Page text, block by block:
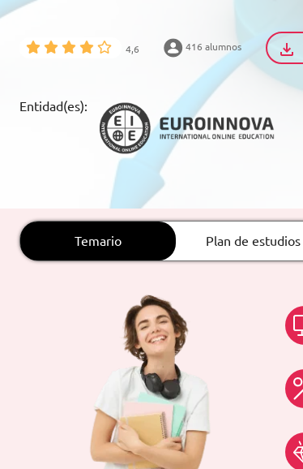
FINANCIACIÓN
CONTACTO ES
formacion@euroinnova.com
TRABAJA CON NOSOTROS
Certificados de
Profesionalidad
4,6 416 alumnos
Entidad(es):
Temario Plan de estudios